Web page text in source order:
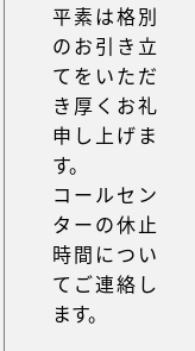
平素は格別
のお引き立
てをいただ
き厚くお礼
申し上げま
す。
コールセン
ターの休止
時間につい
てご連絡し
ます。